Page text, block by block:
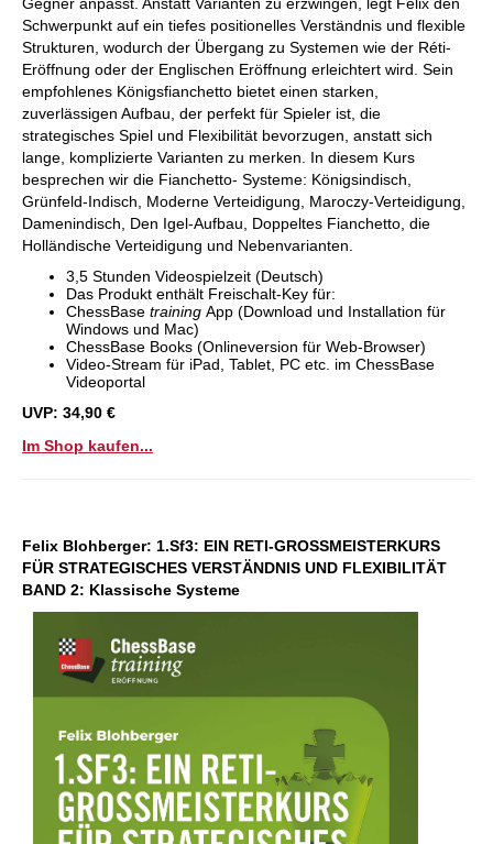
Schwerpunkt auf ein tiefes positionelles Verständnis und flexible
Strukturen, wodurch der Übergang zu Systemen wie der Réti-
Eröffnung oder der Englischen Eröffnung erleichtert wird. Sein
empfohlenes Königsfianchetto bietet einen starken,
zuverlässigen Aufbau, der perfekt für Spieler ist, die
strategisches Spiel und Flexibilität bevorzugen, anstatt sich
lange, komplizierte Varianten zu merken. In diesem Kurs
besprechen wir die Fianchetto- Systeme: Königsindisch,
Grünfeld-Indisch, Moderne Verteidigung, Maroczy-Verteidigung,
Damenindisch, Den Igel-Aufbau, Doppeltes Fianchetto, die
Holländische Verteidigung und Nebenvarianten.
3,5 Stunden Videospielzeit (Deutsch)
Das Produkt enthält Freischalt-Key für:
ChessBase training App (Download und Installation für
Windows und Mac)
ChessBase Books (Onlineversion für Web-Browser)
Video-Stream für iPad, Tablet, PC etc. im ChessBase
Videoportal
UVP: 34,90 €
Im Shop kaufen...
Felix Blohberger: 1.Sf3: EIN RETI-GROSSMEISTERKURS
FÜR STRATEGISCHES VERSTÄNDNIS UND FLEXIBILITÄT
BAND 2: Klassische Systeme